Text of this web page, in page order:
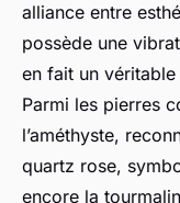
alliance entre
possède une
en fait un
Parmi les pierres
l’améthyste,
quartz rose,
encore la